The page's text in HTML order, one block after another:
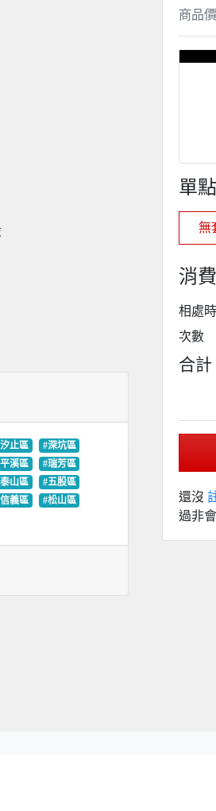
止區
#深坑區
溪區
#瑞芳區
山區
#五股區
義區
#松山區
商品
單
無
消
相處
次數
合計
還沒
過非